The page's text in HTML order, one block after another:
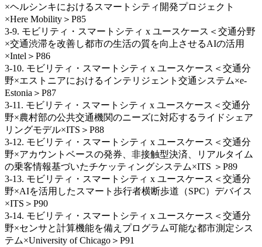
×ヘルシンキにおけるスマートシティ開発プロジェクト
×Here Mobility＞P85
3‐9. モビリティ・スマートシティ x ユースケース＜交通分野
×交通渋滞を改善し都市の生活の質を向上させるAIの活用
×Intel＞P86
3‐10. モビリティ・スマートシティ x ユースケース＜交通分
野×エストニアにおけるインテリジェント交通システム×e-
Estonia＞P87
3-11. モビリティ・スマートシティ x ユースケース＜交通分
野×農村部の公共交通機関のニーズに対応するライドシェア
リングモデル×ITS＞P88
3-12. モビリティ・スマートシティ x ユースケース＜交通分
野×アカウントベースの発券、非接触型決済、リアルタイム
の乗客情報基づいたチケッティングシステム×ITS ＞P89
3‐13. モビリティ・スマートシティ x ユースケース＜交通分
野×AIを活用したスマート歩行者横断歩道（SPC）デバイス
×ITS＞P90
3‐14. モビリティ・スマートシティ x ユースケース＜交通分
野×センサと計算機能を備えプログラム可能な都市測定シス
テム×University of Chicago＞P91